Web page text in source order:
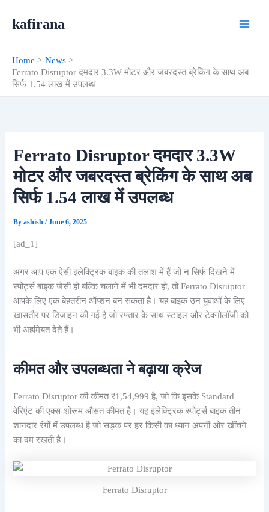
kafirana
Home
News
Ferrato Disruptor दमदार 3.3W मोटर और जबरदस्त ब्रेकिंग के साथ अब
सिर्फ 1.54 लाख में उपलब्ध
Ferrato Disruptor दमदार 3.3W
मोटर और जबरदस्त ब्रेकिंग के साथ अब
सिर्फ 1.54 लाख में उपलब्ध
Byashish/June 6, 2025
[ad_1]
अगर आप एक ऐसी इलेक्ट्रिक बाइक की तलाश में हैं जो न सिर्फ दिखने में
स्पोर्ट्स बाइक जैसी हो बल्कि चलाने में भी दमदार हो, तो Ferrato Disruptor
आपके लिए एक बेहतरीन ऑप्शन बन सकता है। यह बाइक उन युवाओं के लिए
खासतौर पर डिजाइन की गई है जो रफ्तार के साथ स्टाइल और टेक्नोलॉजी को
भी अहमियत देते हैं।
कीमत और उपलब्धता ने बढ़ाया क्रेज
Ferrato Disruptor की कीमत ₹1,54,999 है, जो कि इसके Standard
वेरिएंट की एक्स-शोरूम औसत कीमत है। यह इलेक्ट्रिक स्पोर्ट्स बाइक तीन
शानदार रंगों में उपलब्ध है जो सड़क पर हर किसी का ध्यान अपनी ओर खींचने
का दम रखती है।
Ferrato Disruptor